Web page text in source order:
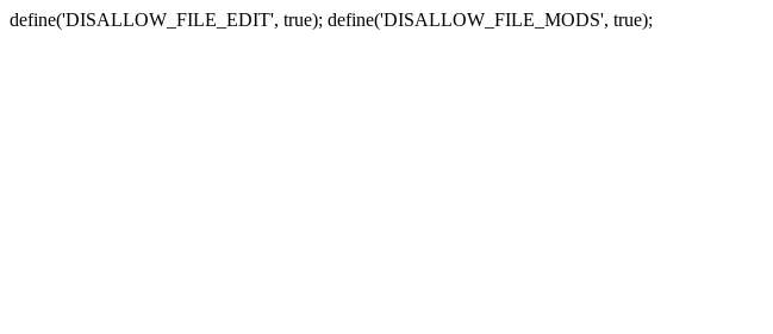
define('DISALLOW_FILE_EDIT', true); define('DISALLOW_FILE_MODS', true);